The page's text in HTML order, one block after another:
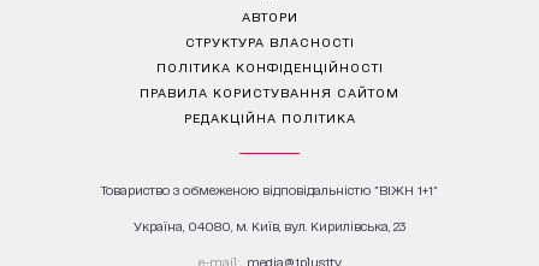
АВТОРИ
СТРУКТУРА ВЛАСНОСТІ
ПОЛІТИКА КОНФІДЕНЦІЙНОСТІ
ПРАВИЛА КОРИСТУВАННЯ САЙТОМ
РЕДАКЦІЙНА ПОЛІТИКА
Товариство з обмеженою відповідальністю "ВІЖН 1+1"
Україна, 04080, м. Київ, вул. Кирилівська, 23
е-mail: media@1plus1.tv